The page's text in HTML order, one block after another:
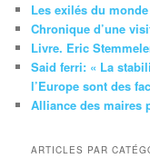
Les exilés du
Chronique d’une
Livre. Eric
Said ferri: « La
l’Europe sont des
Alliance des maires
ARTICLES PAR